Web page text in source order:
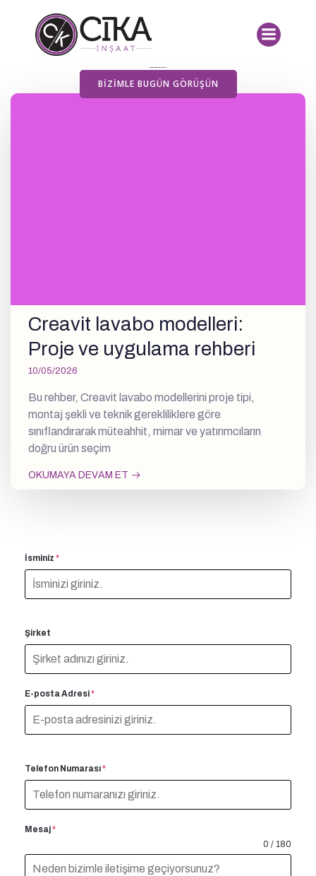
BIZIMLE BUGÜN GÖRÜŞÜN
Yayımlanan Yazılarımız
Creavit lavabo modelleri:
Proje ve uygulama rehberi
10/05/2026
Bu rehber, Creavit lavabo modellerini proje tipi,
montaj şekli ve teknik gerekliliklere göre
sınıflandırarak müteahhit, mimar ve yatırımcıların
doğru ürün seçim
OKUMAYA DEVAM ET
İsminiz *
Şirket
E-posta Adresi*
Telefon Numarası*
Mesaj*
0 / 180